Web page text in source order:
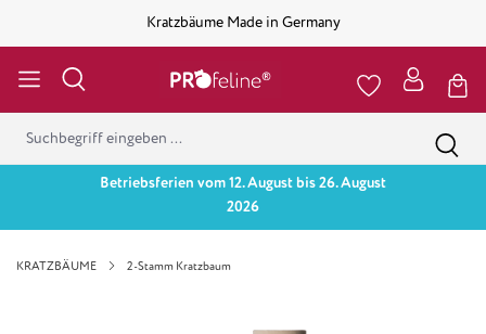
Kratzbäume Made in Germany
Betriebsferien vom 12. August bis 26. August
2026
KRATZBÄUME 2-Stamm Kratzbaum